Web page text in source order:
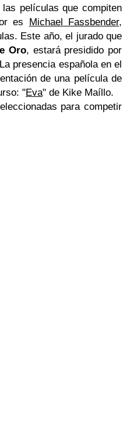
películas que compiten
es Michael Fassbender,
Este año, el jurado que
Oro, estará presidido por
presencia española en el
de una película de
"Eva" de Kike Maíllo.
para competir